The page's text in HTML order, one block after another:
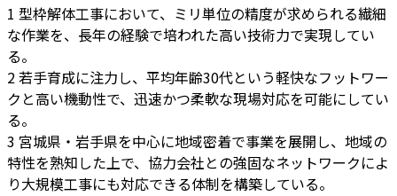
1 型枠解体工事において、ミリ単位の精度が求められる繊細
な作業を、長年の経験で培われた高い技術力で実現してい
る。
2若手育成に注力し、平均年齢30代という軽快なフットワー
クと高い機動性で、迅速かつ柔軟な現場対応を可能にしてい
る。
3 宮城県・岩手県を中心に地域密着で事業を展開し、地域の
特性を熟知した上で、協力会社との強固なネットワークによ
り大規模工事にも対応できる体制を構築している。